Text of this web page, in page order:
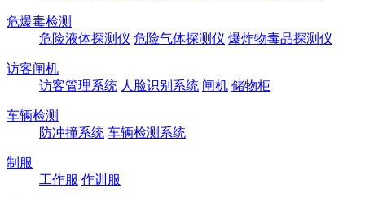
危爆毒检测
危险液体探测仪 危险气体探测仪 爆炸物毒品探测仪
访客闸机
访客管理系统 人脸识别系统 闸机 储物柜
车辆检测
防冲撞系统 车辆检测系统
制服
工作服 作训服